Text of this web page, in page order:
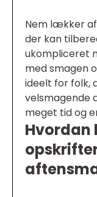
Nem lækker
der kan
ukompliceret
med smagen
ideelt for folk,
velsmagende
meget tid og
Hvordan